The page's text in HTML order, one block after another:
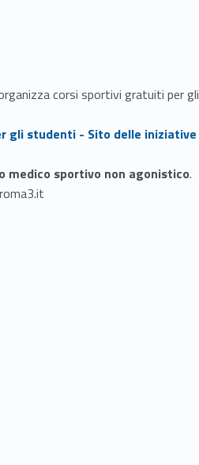
corsi sportivi gratuiti per gli
gli studenti - Sito delle iniziative
medico sportivo non agonistico.